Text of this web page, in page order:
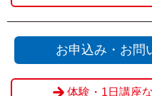
お申込み・お問
体験・1日講座